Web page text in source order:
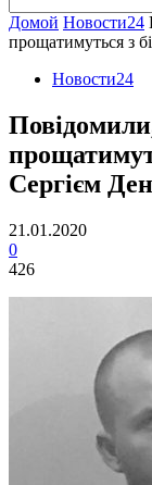
Домой Новости24
прощатимуться з
Новости24
Сергієм
21.01.2020
0
426